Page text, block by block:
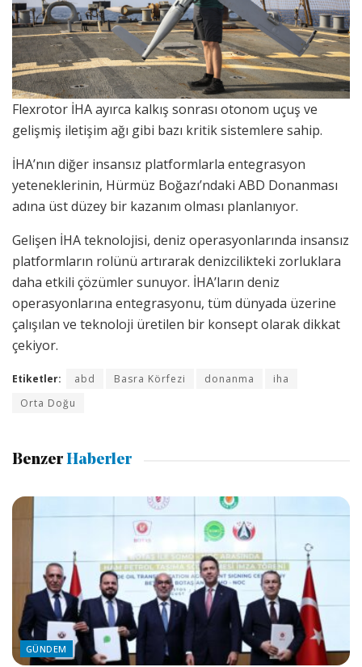
Flexrotor İHA ayırca kalkış sonrası otonom uçuş ve
gelişmiş iletişim ağı gibi bazı kritik sistemlere sahip.
İHA’nın diğer insansız platformlarla entegrasyon
yeteneklerinin, Hürmüz Boğazı’ndaki ABD Donanması
adına üst düzey bir kazanım olması planlanıyor.
Gelişen İHA teknolojisi, deniz operasyonlarında insansız
platformların rolünü artırarak denizcilikteki zorluklara
daha etkili çözümler sunuyor. İHA’ların deniz
operasyonlarına entegrasyonu, tüm dünyada üzerine
çalışılan ve teknoloji üretilen bir konsept olarak dikkat
çekiyor.
Etiketler: abd Basra Körfezi donanma
iha
Orta Doğu
Benzer Haberler
GÜNDEM